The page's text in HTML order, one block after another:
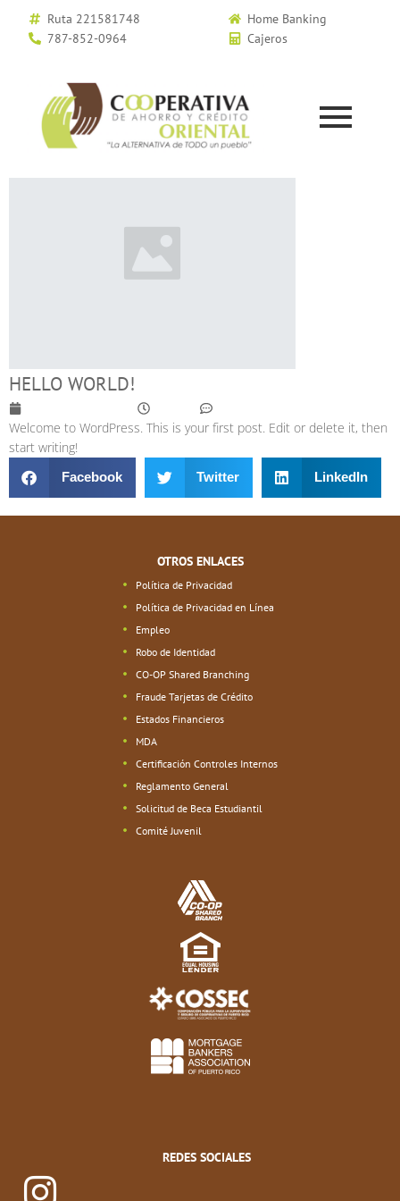
Ruta 221581748
787-852-0964
Home Banking
Cajeros
HELLO WORLD!
Welcome to WordPress. This is your first post. Edit or delete it, then
start writing!
Facebook Twitter LinkedIn
OTROS ENLACES
Política de Privacidad
Política de Privacidad en Línea
Empleo
Robo de Identidad
CO-OP Shared Branching
Fraude Tarjetas de Crédito
Estados Financieros
MDA
Certificación Controles Internos
Reglamento General
Solicitud de Beca Estudiantil
Comité Juvenil
REDES SOCIALES